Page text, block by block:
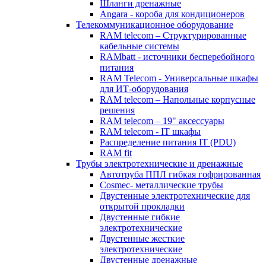
Шланги дренажные
Angara - короба для кондиционеров
Телекоммуникационное оборудование
RAM telecom – Структурированные
кабельные системы
RAMbatt - источники бесперебойного
питания
RAM Telecom - Универсальные шкафы
для ИТ-оборудования
RAM telecom – Напольные корпусные
решения
RAM telecom – 19" аксессуары
RAM telecom - IT шкафы
Распределение питания IT (PDU)
RAM fit
Трубы электротехнические и дренажные
Автотруба ППЛ гибкая гофрированная
Cosmec- металлические трубы
Двустенные электротехнические для
открытой прокладки
Двустенные гибкие
электротехнические
Двустенные жесткие
электротехнические
Двустенные дренажные